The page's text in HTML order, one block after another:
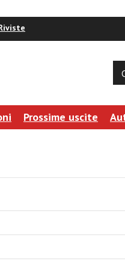
Prossime uscite